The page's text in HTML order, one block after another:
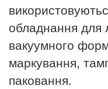
обладнання для
вакуумного
маркування,
паковання.